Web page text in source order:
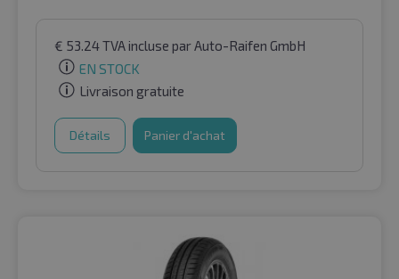
€ 53.24TVA incluse par Auto-Raifen GmbH
EN STOCK
Livraison gratuite
Détails Panier d'achat